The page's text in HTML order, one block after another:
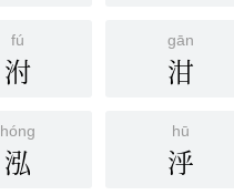
fú
泭
gān
泔
hóng
泓
hū
泘